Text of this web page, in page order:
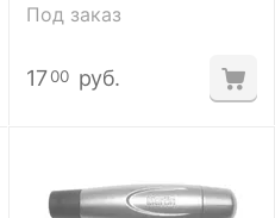
Под заказ
17 00 руб.